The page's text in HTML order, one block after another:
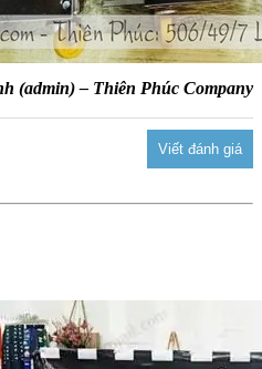
(admin) – Thiên Phúc Company